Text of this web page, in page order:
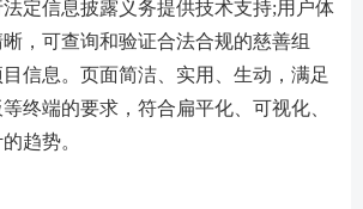
定信息披露义务提供技术支持;用户体
，可查询和验证合法合规的慈善组
信息。页面简洁、实用、生动，满足
终端的要求，符合扁平化、可视化、
趋势。